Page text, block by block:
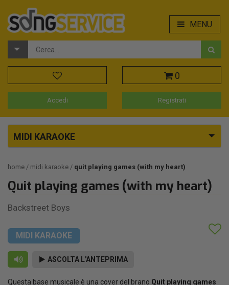
MENU
0
Accedi Registrati
MIDI KARAOKE
home midi karaoke quit playing games (with my heart)
Quit playing games (with my heart)
Backstreet Boys
MIDI KARAOKE
ASCOLTA L'ANTEPRIMA
Questa base musicale è una cover del brano Quit playing games